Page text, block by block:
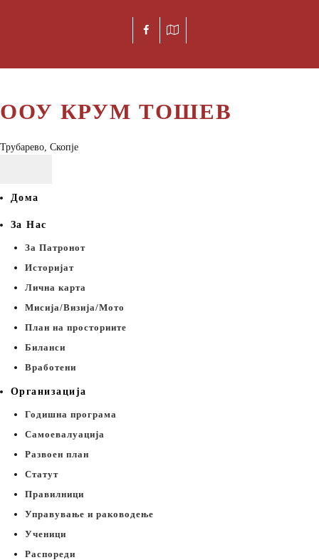
ООУ КРУМ ТОШЕВ
Трубарево, Скопје
Дома
За Нас
За Патронот
Историјат
Лична карта
Мисија/Визија/Мото
План на просториите
Биланси
Вработени
Организација
Годишна програма
Самоевалуација
Развоен план
Статут
Правилници
Управување и раководење
Ученици
Распореди